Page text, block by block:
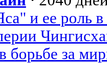
и ее роль
за